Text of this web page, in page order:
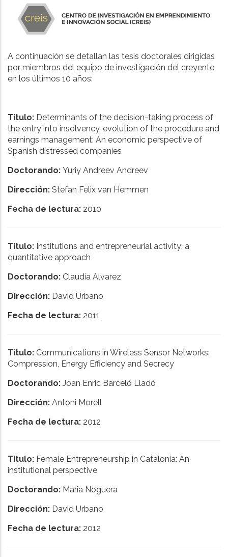
A continuación se detallan las tesis doctorales dirigidas
por miembros del equipo de investigación del creyente,
en los últimos 10 años:
Título: Determinants of the decision-taking process of
the entry into insolvency, evolution of the procedure and
earnings management: An economic perspective of
Spanish distressed companies
Doctorando: Yuriy Andreev Andreev
Dirección: Stefan Felix van Hemmen
Fecha de lectura: 2010
Título: Institutions and entrepreneurial activity: a
quantitative approach
Doctorando: Claudia Alvarez
Dirección: David Urbano
Fecha de lectura: 2011
Título: Communications in Wireless Sensor Networks:
Compression, Energy Efficiency and Secrecy
Doctorando: Joan Enric Barceló Lladó
Dirección: Antoni Morell
Fecha de lectura: 2012
Título: Female Entrepreneurship in Catalonia: An
institutional perspective
Doctorando: Maria Noguera
Dirección: David Urbano
Fecha de lectura: 2012